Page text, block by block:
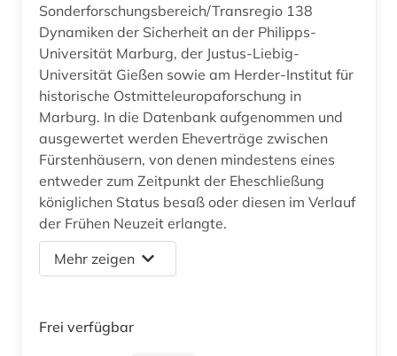
Sonderforschungsbereich/Transregio 138
Dynamiken der Sicherheit an der Philipps-
Universität Marburg, der Justus-Liebig-
Universität Gießen sowie am Herder-Institut für
historische Ostmitteleuropaforschung in
Marburg. In die Datenbank aufgenommen und
ausgewertet werden Eheverträge zwischen
Fürstenhäusern, von denen mindestens eines
entweder zum Zeitpunkt der Eheschließung
königlichen Status besaß oder diesen im Verlauf
der Frühen Neuzeit erlangte.
Mehr zeigen
Frei verfügbar